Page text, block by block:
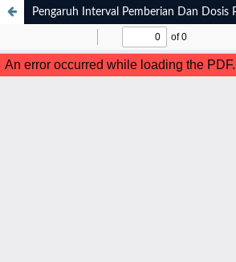
Pengaruh Interval Pemberian Dan Dosis